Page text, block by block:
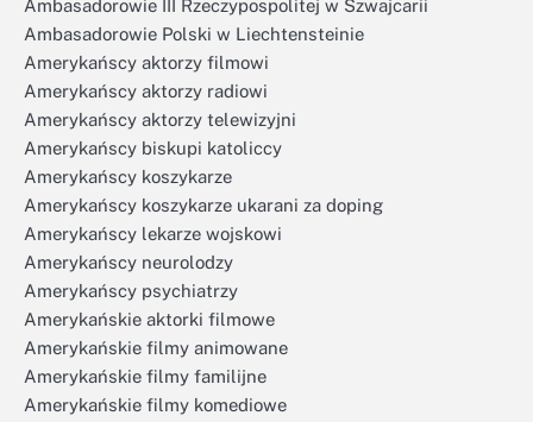
Ambasadorowie III Rzeczypospolitej w Szwajcarii
Ambasadorowie Polski w Liechtensteinie
Amerykańscy aktorzy filmowi
Amerykańscy aktorzy radiowi
Amerykańscy aktorzy telewizyjni
Amerykańscy biskupi katoliccy
Amerykańscy koszykarze
Amerykańscy koszykarze ukarani za doping
Amerykańscy lekarze wojskowi
Amerykańscy neurolodzy
Amerykańscy psychiatrzy
Amerykańskie aktorki filmowe
Amerykańskie filmy animowane
Amerykańskie filmy familijne
Amerykańskie filmy komediowe